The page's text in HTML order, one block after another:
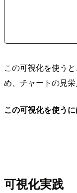
この可視化を使う
め、チャートの見
この可視化を使う
可視化実践